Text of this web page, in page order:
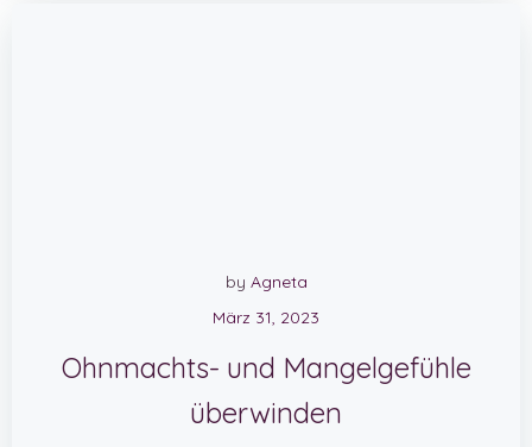
by Agneta
März 31, 2023
Ohnmachts- und Mangelgefühle
überwinden